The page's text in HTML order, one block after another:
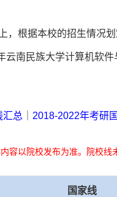
，根据本校的招生情况
南民族大学计算机软
汇总 2018-2022年考研
容以院校发布为准。院校线
国家线